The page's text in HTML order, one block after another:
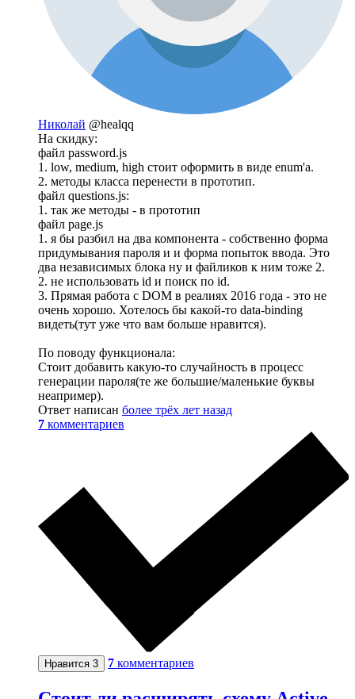
Николай @healqq
На скидку:
файл password.js
1. low, medium, high стоит оформить в виде enum'а.
2. методы класса перенести в прототип.
файл questions.js:
1. так же методы - в прототип
файл page.js
1. я бы разбил на два компонента - собственно форма
придумывания пароля и и форма попыток ввода. Это
два независимых блока ну и файликов к ним тоже 2.
2. не использовать id и поиск по id.
3. Прямая работа с DOM в реалиях 2016 года - это не
очень хорошо. Хотелось бы какой-то data-binding
видеть(тут уже что вам больше нравится).
По поводу функционала:
Стоит добавить какую-то случайность в процесс
генерации пароля(те же большие/маленькие буквы
неапример).
Ответ написан более трёх лет назад
7 комментариев
Нравится 3 7 комментариев